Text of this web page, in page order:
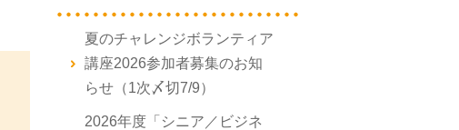
夏のチャレンジボランティア
講座2026参加者募集のお知
らせ（1次〆切7/9）
2026年度「シニア／ビジネ